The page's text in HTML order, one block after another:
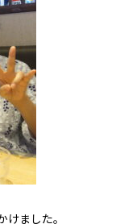
ました。